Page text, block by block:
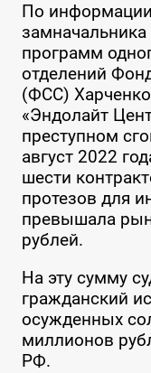
По
программ
отделений
(ФСС)
«Эндолайт
преступном
август 2022
шести
протезов для
превышала
рублей.
На эту сумму
гражданский
осужденных
миллионов
РФ.